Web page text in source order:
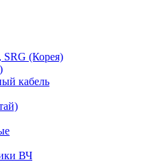
SRG (Корея)
кабель
ВЧ